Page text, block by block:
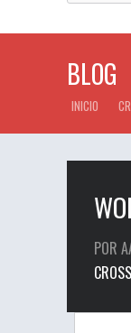
BLOG
INICIO
POR